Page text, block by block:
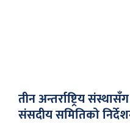
तीन अन्तर्राष्ट्रिय
संसदीय समितिको